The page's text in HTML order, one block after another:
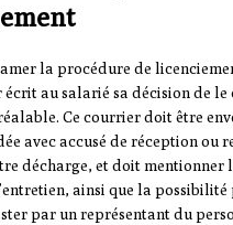
la procédure de
au salarié sa décision de le
Ce courrier doit être
avec accusé de réception ou
décharge, et doit mentionner
ainsi que la
par un représentant du